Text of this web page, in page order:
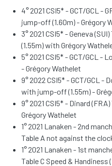
4° 2021 CSI5* - GCT/GCL -
jump-off (1.60m) - Grégory
3° 2021 CSI5* - Geneva
(1.55m) with Grégory
5° 2021 CSI5* - GCT/GCL -
- Grégory Wathelet
9° 2022 CSI5* - GCT/GCL -
with jump-off (1.55m) -
9° 2021 CSI5* - Dinard
Grégory Wathelet
1° 2021 Lanaken - 2nd
Table A not against the
1° 2021 Lanaken - 1st
Table C Speed & Handiness